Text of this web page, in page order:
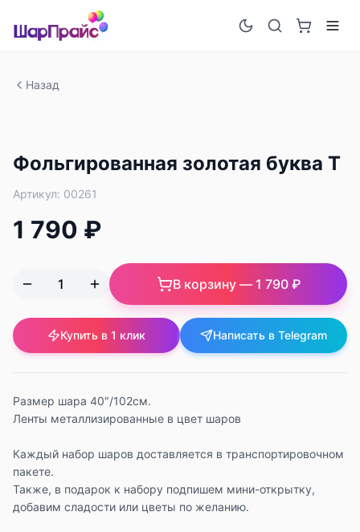
Назад
Фольгированная золотая буква T
Артикул: 00261
1 790 ₽
В корзину — 1 790 ₽
Купить в 1 клик Написать в Telegram
Размер шара 40″/102см.
Ленты металлизированные в цвет шаров
Каждый набор шаров доставляется в транспортировочном
пакете.
Также, в подарок к набору подпишем мини-открытку,
добавим сладости или цветы по желанию.